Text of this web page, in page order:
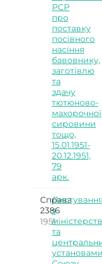
РСР
про
поставку
посівного
насіння
бавовнику,
заготівлю
та
здачу
тютюново-
махорочної
сировини
тощо,
15.01.1951-
20.12.1951,
79
арк.
Справа
2386
1951
з
та